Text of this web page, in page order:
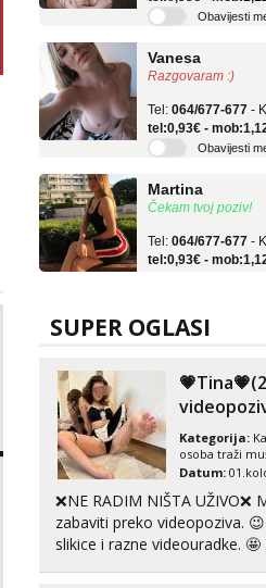
Razgovaram :)
064/677-677
tel:0,93€ -
Obavijesti
Čekam tvoj poziv!
064/677-677
tel:0,93€ -
Tel:064/677-677
Anđela
Čekam tvoj poziv!
Tel:
tel:0,93€ -
Liliana
Razgovaram :)
SUPER OGLASI
Kategorija:
osoba traži
Datum:
❌NE RADIM NIŠTA UŽIVO❌ Možemo se zajedno
zabaviti preko videopoziva.
slikice i razne videouradke.